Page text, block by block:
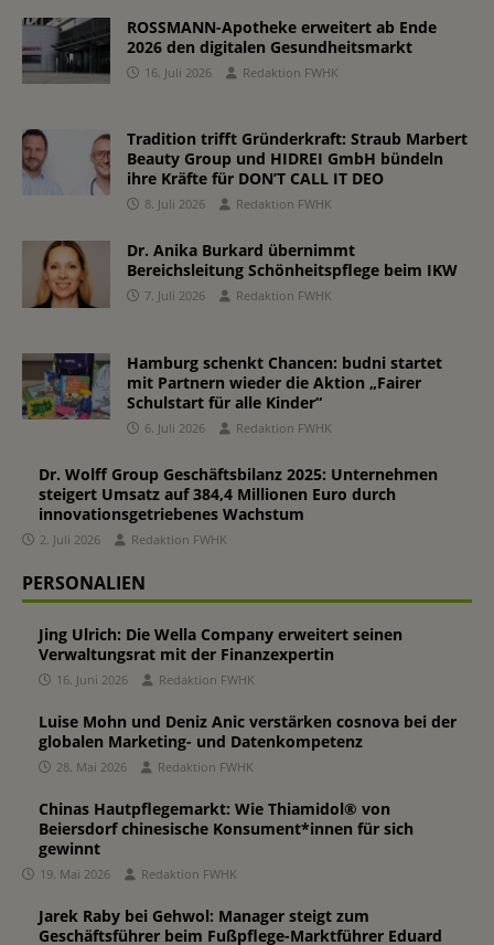
ROSSMANN-Apotheke erweitert ab Ende
2026 den digitalen Gesundheitsmarkt
16. Juli 2026 Redaktion FWHK
Tradition trifft Gründerkraft: Straub Marbert
Beauty Group und HIDREI GmbH bündeln
ihre Kräfte für DON’T CALL IT DEO
8. Juli 2026 Redaktion FWHK
Dr. Anika Burkard übernimmt
Bereichsleitung Schönheitspflege beim IKW
7. Juli 2026 Redaktion FWHK
Hamburg schenkt Chancen: budni startet
mit Partnern wieder die Aktion „Fairer
Schulstart für alle Kinder“
6. Juli 2026 Redaktion FWHK
Dr. Wolff Group Geschäftsbilanz 2025: Unternehmen
steigert Umsatz auf 384,4 Millionen Euro durch
innovationsgetriebenes Wachstum
2. Juli 2026 Redaktion FWHK
PERSONALIEN
Jing Ulrich: Die Wella Company erweitert seinen
Verwaltungsrat mit der Finanzexpertin
16. Juni 2026 Redaktion FWHK
Luise Mohn und Deniz Anic verstärken cosnova bei der
globalen Marketing- und Datenkompetenz
28. Mai 2026 Redaktion FWHK
Chinas Hautpflegemarkt: Wie Thiamidol® von
Beiersdorf chinesische Konsument*innen für sich
gewinnt
19. Mai 2026 Redaktion FWHK
Jarek Raby bei Gehwol: Manager steigt zum
Geschäftsführer beim Fußpflege-Marktführer Eduard